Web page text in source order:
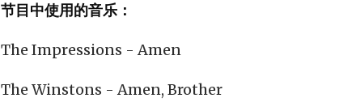
节目中使用的音乐：
The Impressions - Amen
The Winstons - Amen, Brother